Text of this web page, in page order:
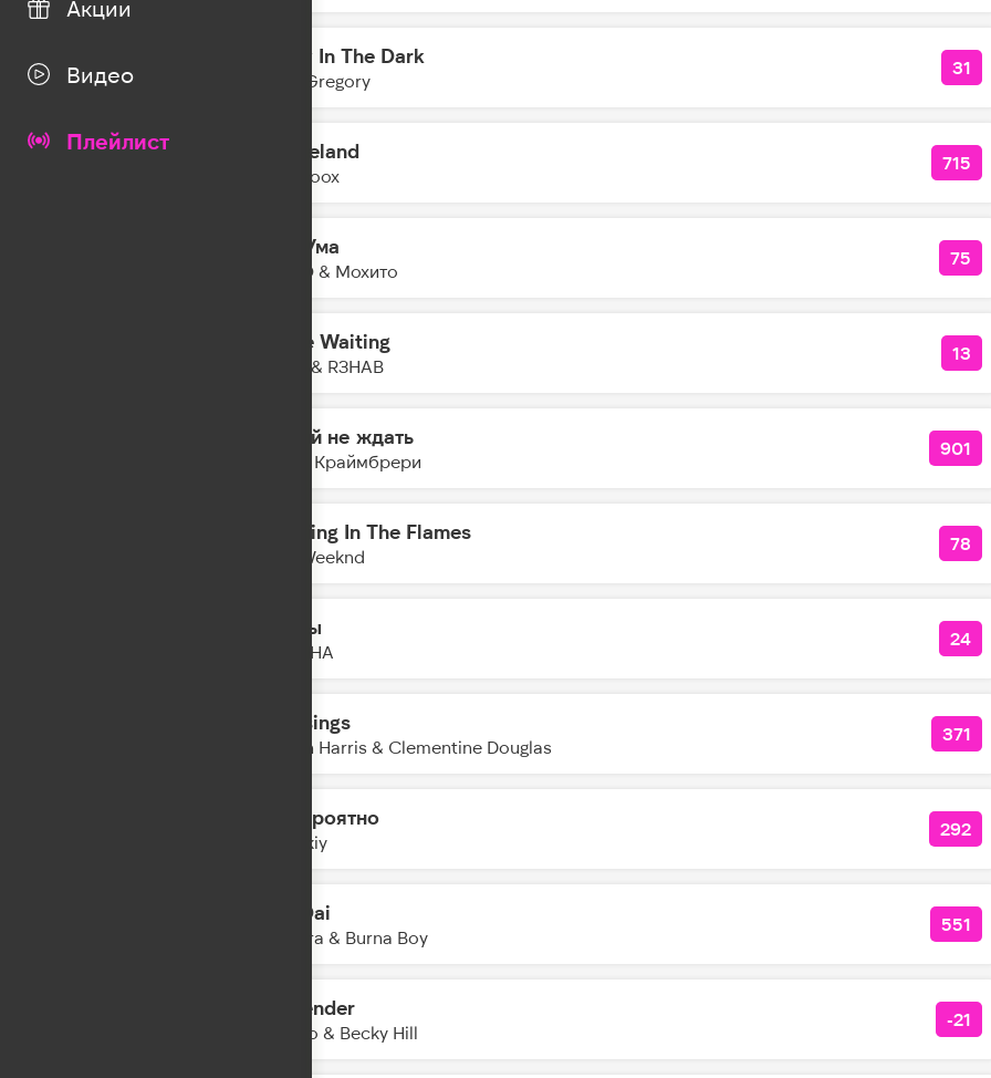
Акции
Видео
Плейлист
14:30 Glow In The Dark
Tom Gregory
31
Graceland
Yearboox
715
Без Ума
HOVO & Мохито
75
I'll Be Waiting
INNA & R3HAB
13
Давай не ждать
Мари Краймбрери
901
Dancing In The Flames
The Weeknd
78
Тайны
DAASHA
24
Blessings
Calvin Harris & Clementine Douglas
371
Невероятно
Zvonkiy
292
Dai Dai
Shakira & Burna Boy
551
Surrender
Alesso & Becky Hill
-21